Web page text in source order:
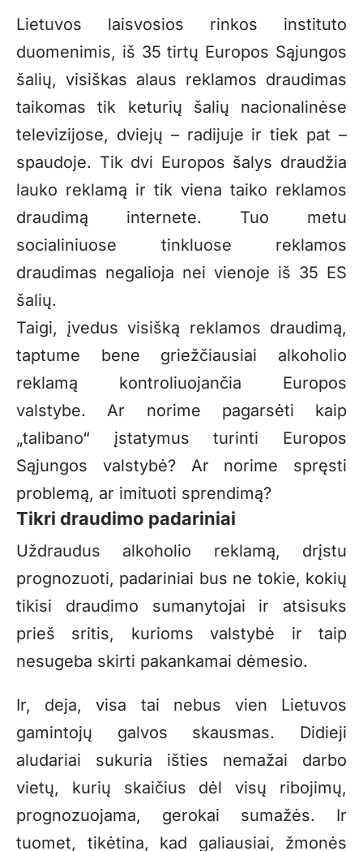
Lietuvos laisvosios rinkos instituto
duomenimis, iš 35 tirtų Europos Sąjungos
šalių, visiškas alaus reklamos draudimas
taikomas tik keturių šalių nacionalinėse
televizijose, dviejų – radijuje ir tiek pat –
spaudoje. Tik dvi Europos šalys draudžia
lauko reklamą ir tik viena taiko reklamos
draudimą internete. Tuo metu
socialiniuose tinkluose reklamos
draudimas negalioja nei vienoje iš 35 ES
šalių.
Taigi, įvedus visišką reklamos draudimą,
taptume bene griežčiausiai alkoholio
reklamą kontroliuojančia Europos
valstybe. Ar norime pagarsėti kaip
„talibano“ įstatymus turinti Europos
Sąjungos valstybė? Ar norime spręsti
problemą, ar imituoti sprendimą?
Tikri draudimo padariniai
Uždraudus alkoholio reklamą, drįstu
prognozuoti, padariniai bus ne tokie, kokių
tikisi draudimo sumanytojai ir atsisuks
prieš sritis, kurioms valstybė ir taip
nesugeba skirti pakankamai dėmesio.
Ir, deja, visa tai nebus vien Lietuvos
gamintojų galvos skausmas. Didieji
aludariai sukuria išties nemažai darbo
vietų, kurių skaičius dėl visų ribojimų,
prognozuojama, gerokai sumažės. Ir
tuomet, tikėtina, kad galiausiai, žmonės